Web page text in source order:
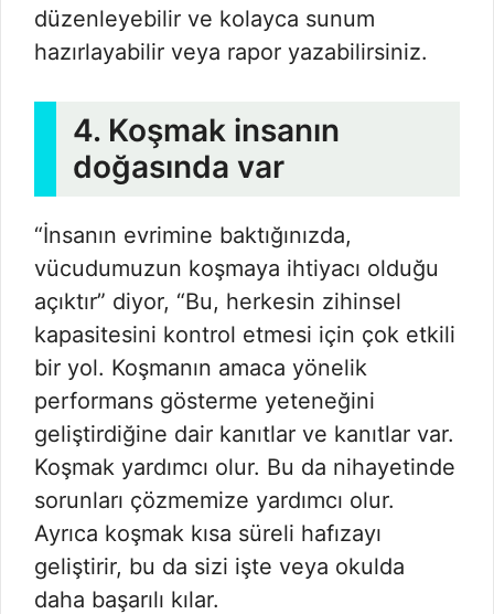
düzenleyebilir ve kolayca sunum
hazırlayabilir veya rapor yazabilirsiniz.
4. Koşmak insanın
doğasında var
“İnsanın evrimine baktığınızda,
vücudumuzun koşmaya ihtiyacı olduğu
açıktır” diyor, “Bu, herkesin zihinsel
kapasitesini kontrol etmesi için çok etkili
bir yol. Koşmanın amaca yönelik
performans gösterme yeteneğini
geliştirdiğine dair kanıtlar ve kanıtlar var.
Koşmak yardımcı olur. Bu da nihayetinde
sorunları çözmemize yardımcı olur.
Ayrıca koşmak kısa süreli hafızayı
geliştirir, bu da sizi işte veya okulda
daha başarılı kılar.